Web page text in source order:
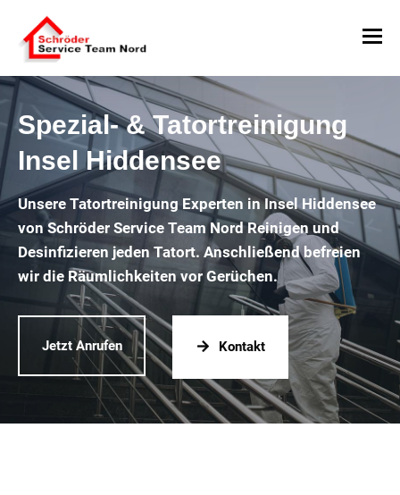
Spezial- & Tatortreinigung
Insel Hiddensee
Unsere Tatortreinigung Experten in Insel Hiddensee
von Schröder Service Team Nord Reinigen und
Desinfizieren jeden Tatort. Anschließend befreien
wir die Räumlichkeiten vor Gerüchen.
Jetzt Anrufen Kontakt